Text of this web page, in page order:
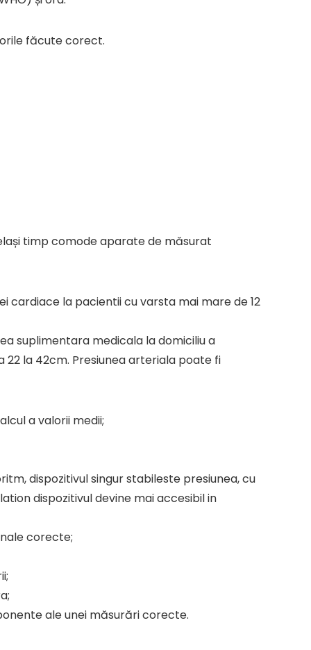
făcute corect.
timp comode aparate de măsurat
cardiace la pacientii cu varsta mai mare de 12
suplimentara medicala la domiciliu a
la 42cm. Presiunea arteriala poate fi
a valorii medii;
dispozitivul singur stabileste presiunea, cu
dispozitivul devine mai accesibil in
corecte;
ale unei măsurări corecte.